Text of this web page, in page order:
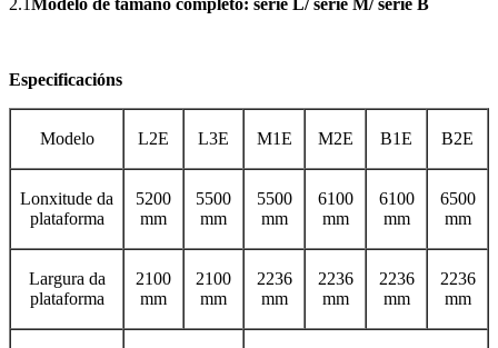
2.1 Modelo de tamaño completo: serie L/ serie M/ serie B
Especificacións
Modelo L2E L3E M1E M2E B1E B2E
Lonxitude da
plataforma
5200
mm
5500
mm
5500
mm
6100
mm
6100
mm
6500
mm
Largura da
plataforma
2100
mm
2100
mm
2236
mm
2236
mm
2236
mm
2236
mm